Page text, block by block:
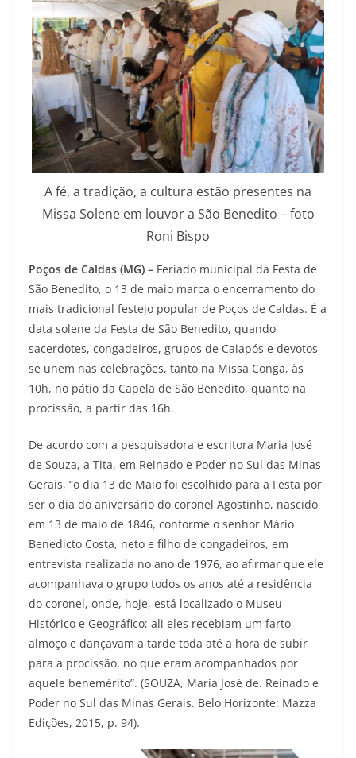
A fé, a tradição, a cultura estão presentes na
Missa Solene em louvor a São Benedito – foto
Roni Bispo
Poços de Caldas (MG) – Feriado municipal da Festa de
São Benedito, o 13 de maio marca o encerramento do
mais tradicional festejo popular de Poços de Caldas. É a
data solene da Festa de São Benedito, quando
sacerdotes, congadeiros, grupos de Caiapós e devotos
se unem nas celebrações, tanto na Missa Conga, às
10h, no pátio da Capela de São Benedito, quanto na
procissão, a partir das 16h.
De acordo com a pesquisadora e escritora Maria José
de Souza, a Tita, em Reinado e Poder no Sul das Minas
Gerais, “o dia 13 de Maio foi escolhido para a Festa por
ser o dia do aniversário do coronel Agostinho, nascido
em 13 de maio de 1846, conforme o senhor Mário
Benedicto Costa, neto e filho de congadeiros, em
entrevista realizada no ano de 1976, ao afirmar que ele
acompanhava o grupo todos os anos até a residência
do coronel, onde, hoje, está localizado o Museu
Histórico e Geográfico; ali eles recebiam um farto
almoço e dançavam a tarde toda até a hora de subir
para a procissão, no que eram acompanhados por
aquele benemérito”. (SOUZA, Maria José de. Reinado e
Poder no Sul das Minas Gerais. Belo Horizonte: Mazza
Edições, 2015, p. 94).